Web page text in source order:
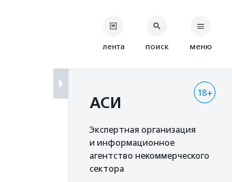
лента поиск меню
18+
АСИ
Экспертная организация
и информационное
агентство некоммерческого
сектора